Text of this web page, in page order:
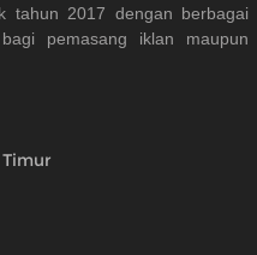
tahun 2017 dengan berbagai
pemasang iklan maupun